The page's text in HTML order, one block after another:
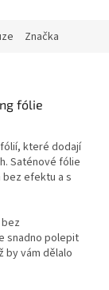
Značka
fólie
které dodají
Saténové fólie
efektu a s
snadno polepit
by vám dělalo